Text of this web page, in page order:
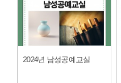
2024년 남성공예교실